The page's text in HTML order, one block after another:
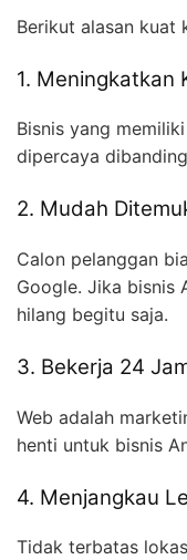
Berikut alasan kuat
1. Meningkatkan
Bisnis yang
dipercaya
2. Mudah
Calon pelanggan
Google. Jika bisnis
hilang begitu saja.
3. Bekerja 24
Web adalah
henti untuk bisnis
4. Menjangkau
Tidak terbatas